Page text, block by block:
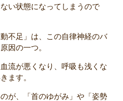
い状態になってしまうので
不足」は、この自律神経のバ
因の一つ。
流が悪くなり、呼吸も浅くな
ます。
が、「首のゆがみ」や「姿勢